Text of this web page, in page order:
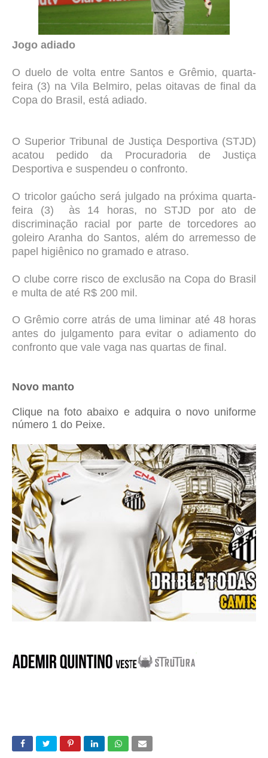
Jogo adiado
O duelo de volta entre Santos e Grêmio, quarta-
feira (3) na Vila Belmiro, pelas oitavas de final da
Copa do Brasil, está adiado.
O Superior Tribunal de Justiça Desportiva (STJD)
acatou pedido da Procuradoria de Justiça
Desportiva e suspendeu o confronto.
O tricolor gaúcho será julgado na próxima quarta-
feira (3) às 14 horas, no STJD por ato de
discriminação racial por parte de torcedores ao
goleiro Aranha do Santos, além do arremesso de
papel higiênico no gramado e atraso.
O clube corre risco de exclusão na Copa do Brasil
e multa de até R$ 200 mil.
O Grêmio corre atrás de uma liminar até 48 horas
antes do julgamento para evitar o adiamento do
confronto que vale vaga nas quartas de final.
Novo manto
Clique na foto abaixo e adquira o novo uniforme
número 1 do Peixe.